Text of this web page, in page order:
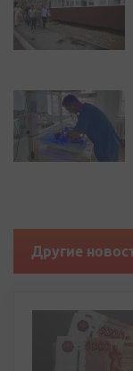
Другие